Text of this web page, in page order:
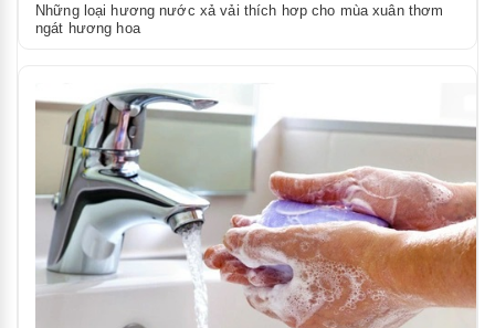
Những loại hương nước xả vải thích hơp cho mùa xuân thơm
ngát hương hoa